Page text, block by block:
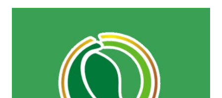
LAPORAN
MUARA
TEWEH